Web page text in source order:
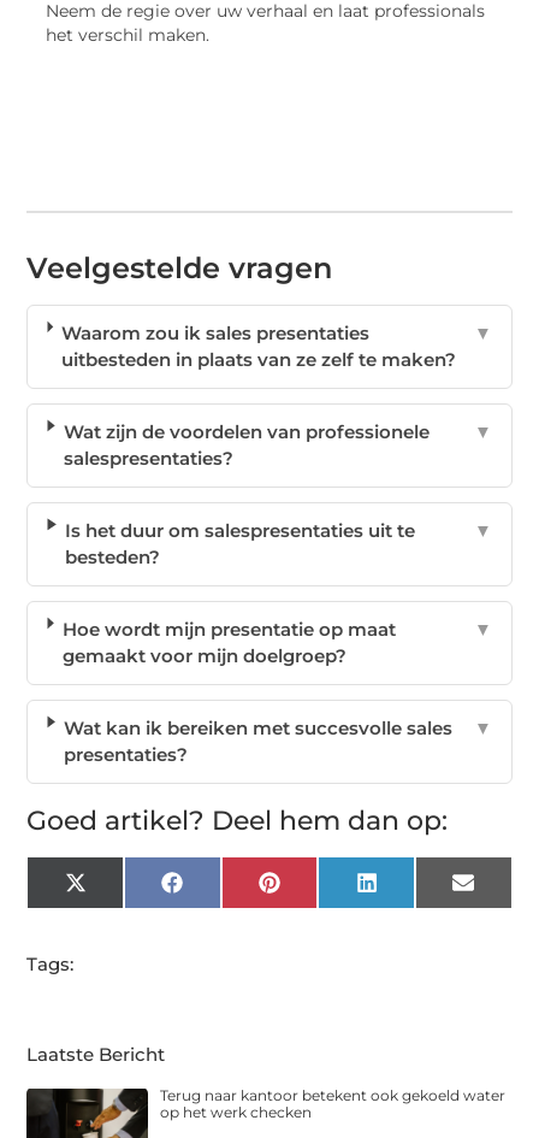
Neem de regie over uw verhaal en laat professionals
het verschil maken.
Veelgestelde vragen
Waarom zou ik sales presentaties
uitbesteden in plaats van ze zelf te maken?
▼
Wat zijn de voordelen van professionele
salespresentaties?
▼
Is het duur om salespresentaties uit te
besteden?
▼
Hoe wordt mijn presentatie op maat
gemaakt voor mijn doelgroep?
▼
Wat kan ik bereiken met succesvolle sales
presentaties?
▼
Goed artikel? Deel hem dan op:
X
(Twitter)
FacebookPinterest LinkedIn Email
Tags:
Laatste Bericht
Terug naar kantoor betekent ook gekoeld water
op het werk checken